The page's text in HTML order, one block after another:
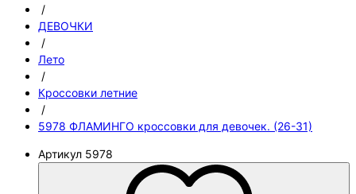
/
ДЕВОЧКИ
/
Лето
/
Кроссовки летние
/
5978 ФЛАМИНГО кроссовки для девочек. (26-31)
Артикул 5978